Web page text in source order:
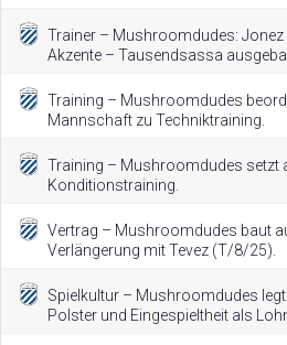
Trainer – Mushroomdudes: Jonez
Akzente – Tausendsassa
Training – Mushroomdudes
Mannschaft zu Techniktraining.
Training – Mushroomdudes setzt
Konditionstraining.
Vertrag – Mushroomdudes baut
Verlängerung mit Tevez (T/8/25).
Spielkultur – Mushroomdudes
Polster und Eingespieltheit als